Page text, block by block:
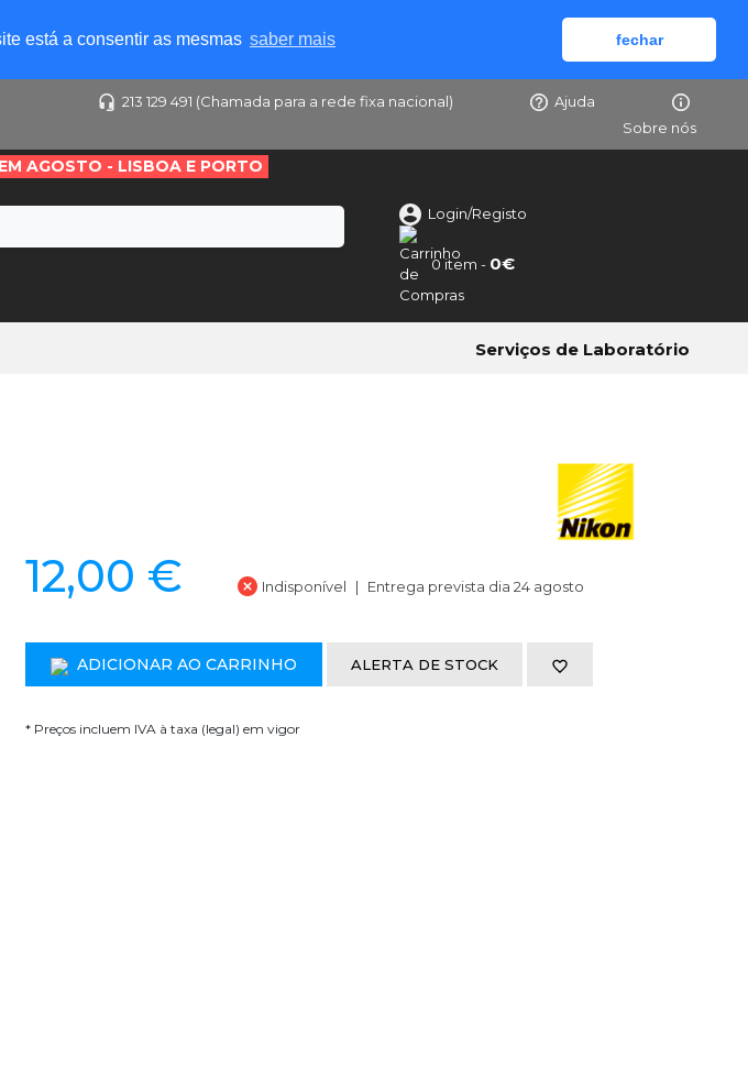
está a consentir as mesmas saber mais fechar
213 129 491 (Chamada para a rede fixa nacional)
Ajuda
Sobre nós
AGOSTO - LISBOA E PORTO
Login/Registo
0 item - 0€
Serviços de Laboratório
12,00 € Indisponível Entrega prevista dia 24 agosto
ADICIONAR AO CARRINHO ALERTA DE STOCK
* Preços incluem IVA à taxa (legal) em vigor